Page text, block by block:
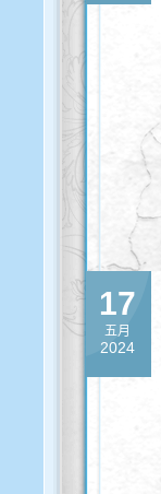
17
五月
2024